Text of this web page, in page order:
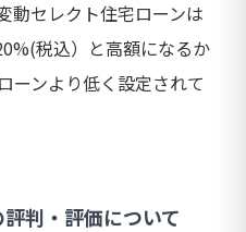
動セレクト住宅ローンは
税込）と高額になるか
ーンより低く設定されて
判・評価について